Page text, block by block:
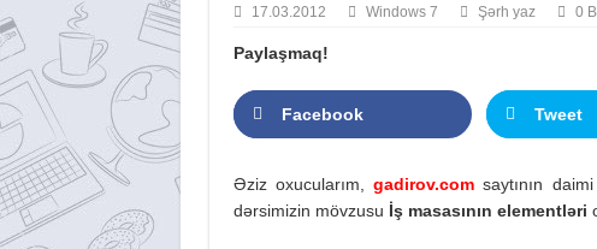
17.03.2012 Windows 7 Şərh yaz 0
Paylaşmaq!
Facebook Tweet
Əziz oxucularım,gadirov.com saytının
dərsimizin mövzusu İş masasının elementləri